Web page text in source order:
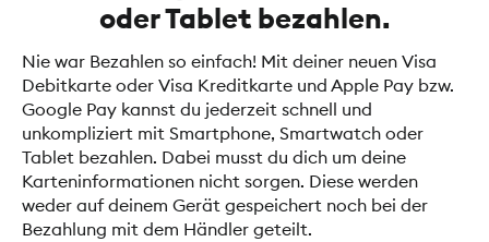
oder Tablet bezahlen.
Nie war Bezahlen so einfach! Mit deiner neuen Visa
Debitkarte oder Visa Kreditkarte und Apple Pay bzw.
Google Pay kannst du jederzeit schnell und
unkompliziert mit Smartphone, Smartwatch oder
Tablet bezahlen. Dabei musst du dich um deine
Karteninformationen nicht sorgen. Diese werden
weder auf deinem Gerät gespeichert noch bei der
Bezahlung mit dem Händler geteilt.